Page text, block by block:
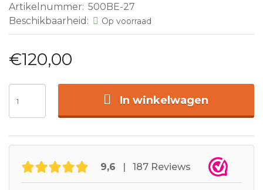
Artikelnummer: 500BE-27
Beschikbaarheid:
Op voorraad
€120,00
In winkelwagen
9,6 | 187 Reviews